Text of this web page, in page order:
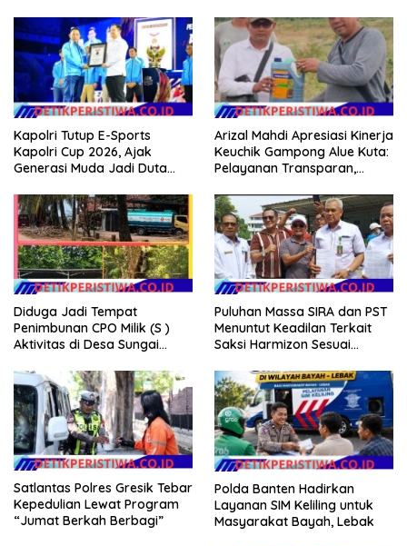
Kapolri Tutup E-Sports
Kapolri Cup 2026, Ajak
Generasi Muda Jadi Duta
Laporkan Gangguan ke 110
Arizal Mahdi Apresiasi Kinerja
Keuchik Gampong Alue Kuta:
Pelayanan Transparan,
Berorientasi pada
Kepentingan Masyarakat
Diduga Jadi Tempat
Penimbunan CPO Milik (S )
Aktivitas di Desa Sungai
Puluhan Massa SIRA dan PST
Menuntut Keadilan Terkait
Saksi Harmizon Sesuai
Satlantas Polres Gresik Tebar
Kepedulian Lewat Program
“Jumat Berkah Berbagi”
Polda Banten Hadirkan
Layanan SIM Keliling untuk
Masyarakat Bayah, Lebak